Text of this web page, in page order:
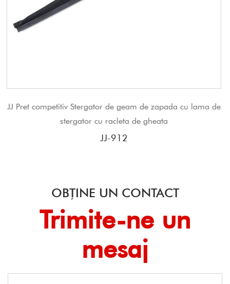
de zapada cu lama de
Furnizor de lame de
cadru lamă de
OBȚINE UN CONTACT
Trimite-ne un
mesaj